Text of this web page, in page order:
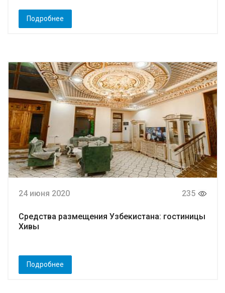
Подробнее
24 июня 2020 235
Средства размещения Узбекистана: гостиницы
Хивы
Подробнее